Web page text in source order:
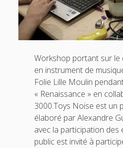
Workshop portant sur
en instrument de
Folie Lille Moulin
« Renaissance » en
3000.Toys Noise est un
élaboré par Alexandre
avec la participation des
public est invité à